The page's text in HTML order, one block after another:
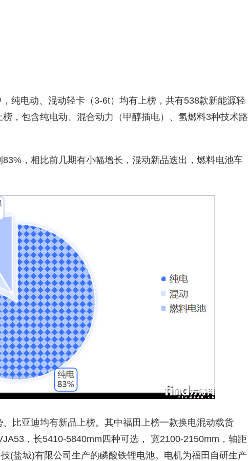
纯电动、混动轻卡（3-6t）均有上榜，共有538款新能源轻
，包含纯电动、混合动力（甲醇插电）、氢燃料3种技术路
，相比前几期有小幅增长，混动新品迭出，燃料电池车
比亚迪均有新品上榜。其中福田上榜一款换电混动载货
，长5410-5840mm四种可选， 宽2100-2150mm，轴距
(盐城)有限公司生产的磷酸铁锂电池。电机为福田自研生产